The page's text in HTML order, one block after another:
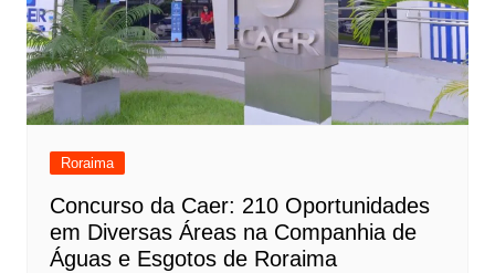
Roraima
Concurso da Caer: 210 Oportunidades
em Diversas Áreas na Companhia de
Águas e Esgotos de Roraima